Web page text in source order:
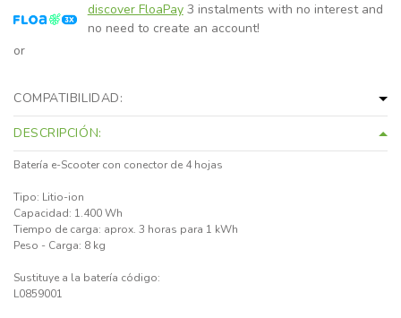
discover FloaPay3 instalments with no interest and
no need to create an account!
or
COMPATIBILIDAD:
DESCRIPCIÓN:
Batería e-Scooter con conector de 4 hojas
Tipo: Litio-ion
Capacidad: 1.400 Wh
Tiempo de carga: aprox. 3 horas para 1 kWh
Peso - Carga: 8 kg
Sustituye a la batería código:
L0859001